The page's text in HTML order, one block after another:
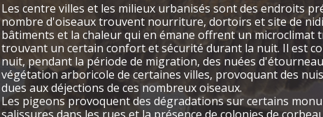
Les centre villes et les milieux urbanisés sont des endroits
nombre d'oiseaux trouvent nourriture, dortoirs et site de
bâtiments et la chaleur qui en émane offrent un microclimat
trouvant un certain confort et sécurité durant la nuit. Il est
nuit, pendant la période de migration, des nuées
végétation arboricole de certaines villes, provoquant des
dues aux déjections de ces nombreux oiseaux.
Les pigeons provoquent des dégradations sur certains